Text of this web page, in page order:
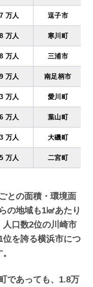
万人 逗子市
万人 寒川町
万人 三浦市
万人 南足柄市
万人 愛川町
万人 葉山町
万人 大磯町
万人 二宮町
との面積・環境面
の地域も1㎢あたり
口数2位の川崎市
を誇る横浜市につ
であっても、1.8万